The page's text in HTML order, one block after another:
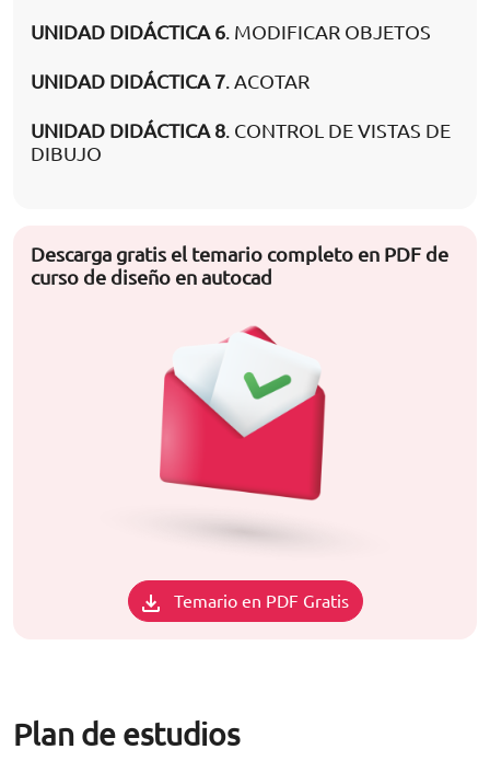
UNIDAD DIDÁCTICA 6. MODIFICAR OBJETOS
UNIDAD DIDÁCTICA 7. ACOTAR
UNIDAD DIDÁCTICA 8. CONTROL DE VISTAS DE
DIBUJO
Descarga gratis el temario completo en PDF de
curso de diseño en autocad
Temario en PDF Gratis
Plan de estudios